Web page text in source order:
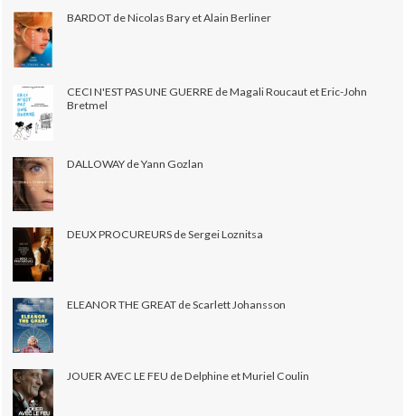
BARDOT de Nicolas Bary et Alain Berliner
CECI N'EST PAS UNE GUERRE de Magali Roucaut et Eric-John
Bretmel
DALLOWAY de Yann Gozlan
DEUX PROCUREURS de Sergei Loznitsa
ELEANOR THE GREAT de Scarlett Johansson
JOUER AVEC LE FEU de Delphine et Muriel Coulin